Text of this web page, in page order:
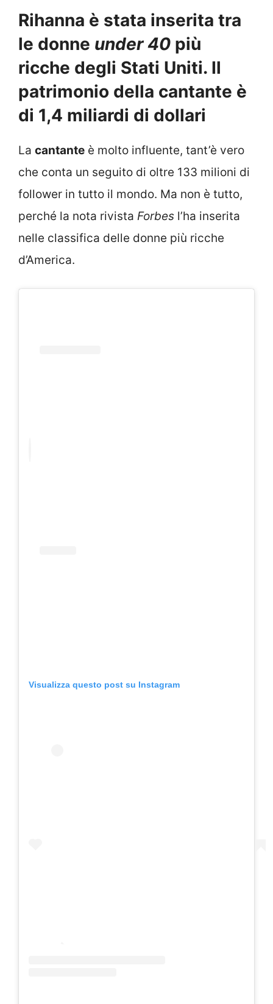
Rihanna è stata inserita tra
le donne under 40 più
ricche degli Stati Uniti. Il
patrimonio della cantante è
di 1,4 miliardi di dollari
La cantante è molto influente, tant’è vero
che conta un seguito di oltre 133 milioni di
follower in tutto il mondo. Ma non è tutto,
perché la nota rivista Forbes l’ha inserita
nelle classifica delle donne più ricche
d’America.
Visualizza questo post su Instagram